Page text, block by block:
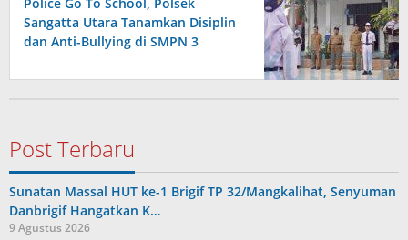
Sangatta Utara Tanamkan Disiplin
dan Anti-Bullying di SMPN 3
Post Terbaru
Sunatan Massal HUT ke-1 Brigif TP 32/Mangkalihat, Senyuman
Danbrigif Hangatkan K…
9 Agustus 2026